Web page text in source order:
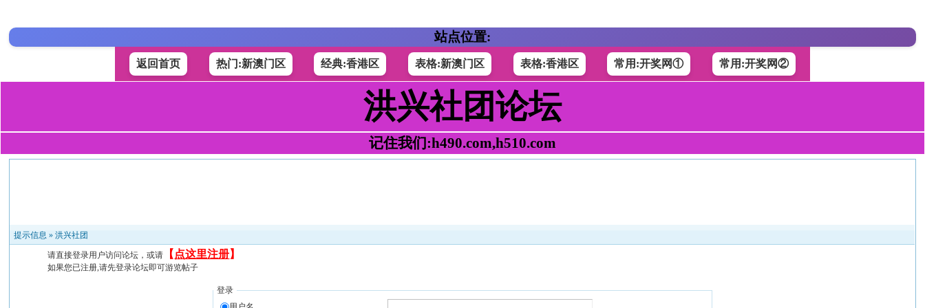
站点位置:
返回首页 热门:新澳门区 经典:香港区 表格:新澳门区 表格:香港区 常用:开奖网① 常用:开奖网②
洪兴社团论坛
记住我们:h490.com,h510.com
提示信息 »洪兴社团
请直接登录用户访问论坛，或请 【 点这里注册】
如果您已注册,请先登录论坛即可游览帖子
登录